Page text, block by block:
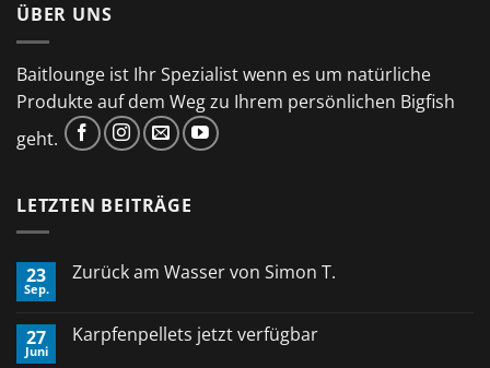
ÜBER UNS
Baitlounge ist Ihr Spezialist wenn es um natürliche
Produkte auf dem Weg zu Ihrem persönlichen Bigfish
geht.
LETZTEN BEITRÄGE
23
Sep.
Zurück am Wasser von Simon T.
Zurück
27
Juni
Karpfenpellets jetzt verfügbar